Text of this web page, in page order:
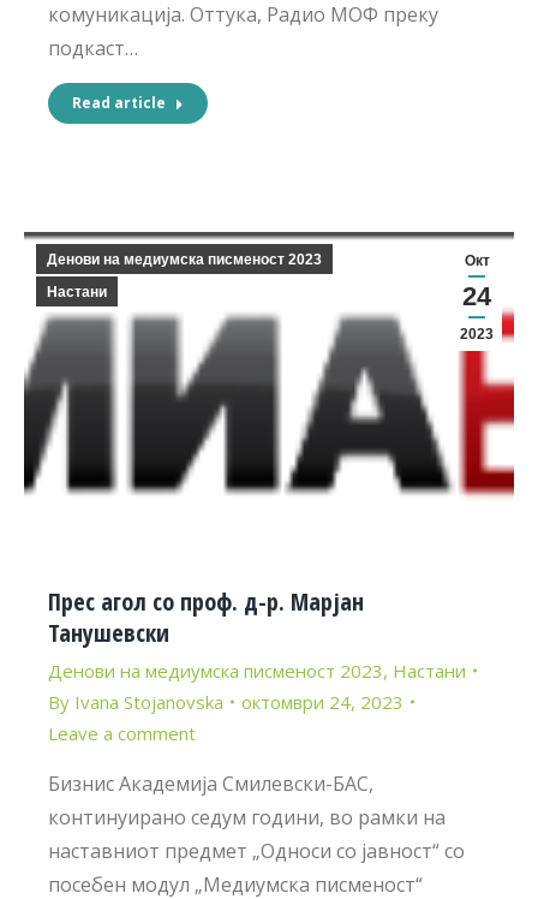
комуникација. Оттука, Радио МОФ преку
подкаст…
Read article
Окт
24
2023
Денови на медиумска писменост 2023
Настани
Прес агол со проф. д-р. Марјан
Танушевски
Денови на медиумска писменост 2023, Настани
By Ivana Stojanovska
октомври 24, 2023
Leave a comment
Бизнис Академија Смилевски-БАС,
континуирано седум години, во рамки на
наставниот предмет „Односи со јавност“ со
посебен модул „Медиумска писменост“